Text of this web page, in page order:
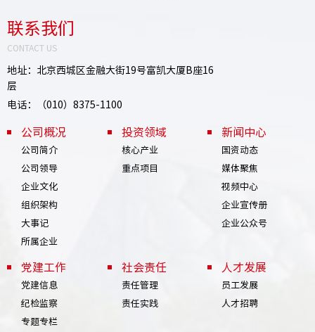
联系我们
CONTACT US
地址：北京西城区金融大街19号富凯大厦B座16
层
电话：（010）8375-1100
公司概况
公司简介
公司领导
企业文化
组织架构
大事记
所属企业
投资领域
核心产业
重点项目
新闻中心
国资动态
媒体聚焦
视频中心
企业宣传册
企业公众号
党建工作
党建信息
纪检监察
专题专栏
社会责任
责任管理
责任实践
人才发展
员工发展
人才招聘